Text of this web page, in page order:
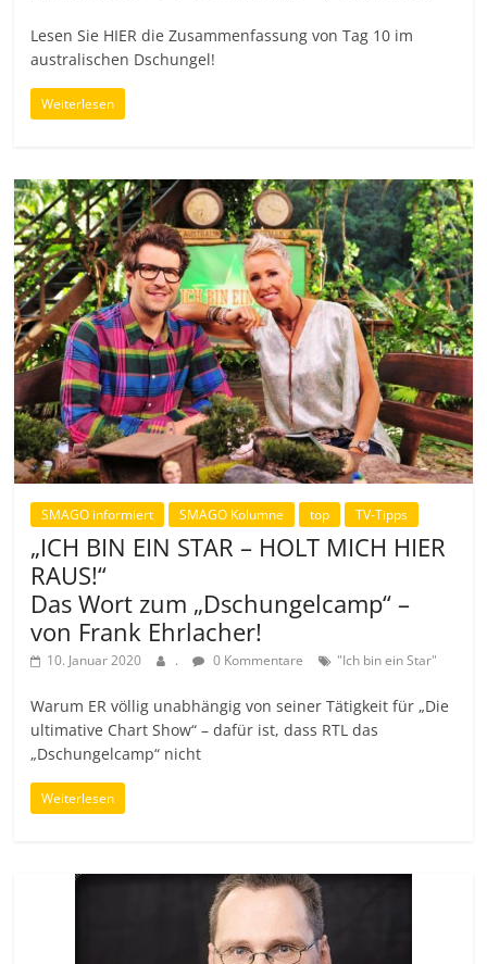
Lesen Sie HIER die Zusammenfassung von Tag 10 im
australischen Dschungel!
Weiterlesen
SMAGO informiert SMAGO Kolumne top TV-Tipps
„ICH BIN EIN STAR – HOLT MICH HIER
RAUS!“
Das Wort zum „Dschungelcamp“ –
von Frank Ehrlacher!
10. Januar 2020 . 0 Kommentare "Ich bin ein Star"
Warum ER völlig unabhängig von seiner Tätigkeit für „Die
ultimative Chart Show“ – dafür ist, dass RTL das
„Dschungelcamp“ nicht
Weiterlesen